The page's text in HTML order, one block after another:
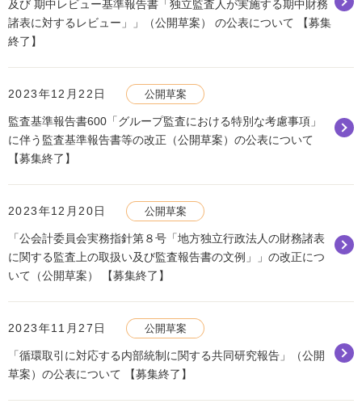
及び 期中レビュー基準報告書「独立監査人が実施する期中財務
諸表に対するレビュー」」（公開草案） の公表について 【募集
終了】
2023年12月22日 公開草案
監査基準報告書600「グループ監査における特別な考慮事項」
に伴う監査基準報告書等の改正（公開草案）の公表について
【募集終了】
2023年12月20日 公開草案
「公会計委員会実務指針第８号「地方独立行政法人の財務諸表
に関する監査上の取扱い及び監査報告書の文例」」の改正につ
いて（公開草案） 【募集終了】
2023年11月27日 公開草案
「循環取引に対応する内部統制に関する共同研究報告」（公開
草案）の公表について 【募集終了】